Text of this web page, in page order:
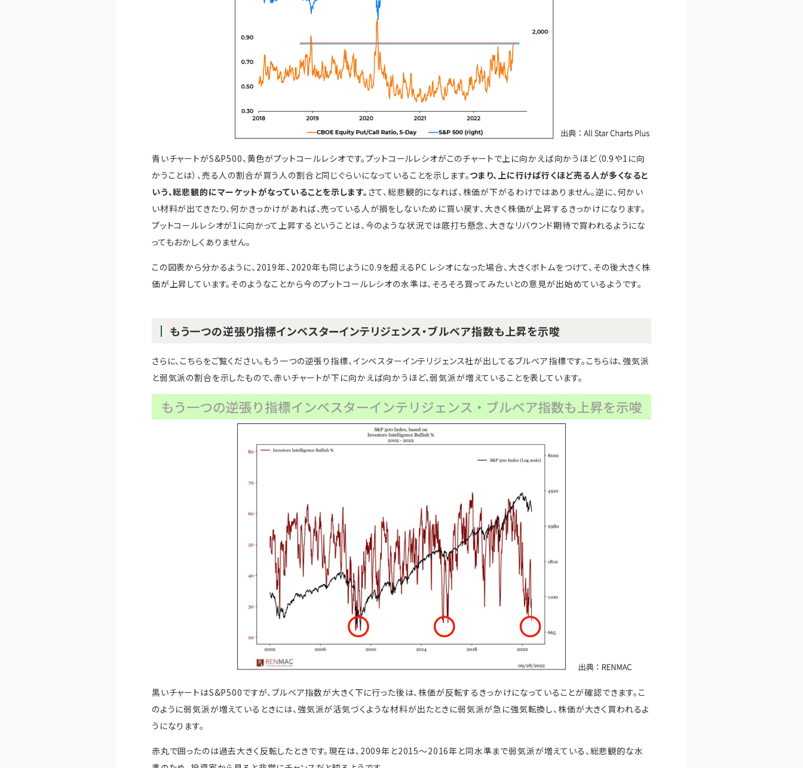
青いチャートがS&P500、黄色がプットコールレシオです。プットコールレシオがこのチャートで上に向かえば向かうほど（0.9や1に向
かうことは）、売る人の割合が買う人の割合と同じぐらいになっていることを示します。つまり、上に行けば行くほど売る人が多くなると
いう、総悲観的にマーケットがなっていることを示します。 さて、総悲観的になれば、株価が下がるわけではありません。逆に、何かい
い材料が出てきたり、何かきっかけがあれば、売っている人が損をしないために買い戻す、大きく株価が上昇するきっかけになります。
プットコールレシオが1に向かって上昇するということは、今のような状況では底打ち懸念、大きなリバウンド期待で買われるようにな
ってもおかしくありません。
この図表から分かるように、2019年、2020年も同じように0.9を超えるPC レシオになった場合、大きくボトムをつけて、その後大きく株
価が上昇しています。そのようなことから今のプットコールレシオの水準は、そろそろ買ってみたいとの意見が出始めているようです。
もう一つの逆張り指標インベスターインテリジェンス・ブルベア指数も上昇を示唆
さらに、こちらをご覧ください。もう一つの逆張り指標、インベスターインテリジェンス社が出してるブルベア指標です。こちらは、強気派
と弱気派の割合を示したもので、赤いチャートが下に向かえば向かうほど、弱気派が増えていることを表しています。
黒いチャートはS&P500ですが、ブルベア指数が大きく下に行った後は、株価が反転するきっかけになっていることが確認できます。こ
のように弱気派が増えているときには、強気派が活気づくような材料が出たときに弱気派が急に強気転換し、株価が大きく買われるよ
うになります。
赤丸で囲ったのは過去大きく反転したときです。現在は、2009年と2015～2016年と同水準まで弱気派が増えている、総悲観的な水